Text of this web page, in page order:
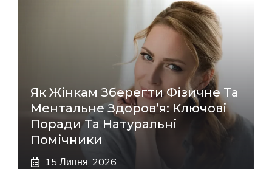
Як Жінкам Зберегти Фізичне Та
Ментальне Здоров’я: Ключові
Поради Та Натуральні
Помічники
15 Липня, 2026